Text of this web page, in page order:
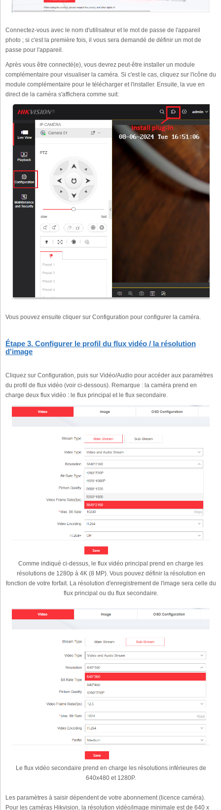
Connectez-vous avec le nom d'utilisateur et le mot de passe de l'appareil
photo ; si c'est la première fois, il vous sera demandé de définir un mot de
passe pour l'appareil.
Après vous être connecté(e), vous devrez peut-être installer un module
complémentaire pour visualiser la caméra. Si c'est le cas, cliquez sur l'icône du
module complémentaire pour le télécharger et l'installer. Ensuite, la vue en
direct de la caméra s'affichera comme suit:
Vous pouvez ensuite cliquer sur Configuration pour configurer la caméra.
Étape 3. Configurer le profil du flux vidéo / la résolution
d'image
Cliquez sur Configuration, puis sur Vidéo/Audio pour accéder aux paramètres
du profil de flux vidéo (voir ci-dessous). Remarque : la caméra prend en
charge deux flux vidéo : le flux principal et le flux secondaire.
Comme indiqué ci-dessus, le flux vidéo principal prend en charge les
résolutions de 1280p à 4K (8 MP). Vous pouvez définir la résolution en
fonction de votre forfait. La résolution d'enregistrement de l'image sera celle du
flux principal ou du flux secondaire.
Le flux vidéo secondaire prend en charge les résolutions inférieures de
640x480 et 1280P.
Les paramètres à saisir dépendent de votre abonnement (licence caméra).
Pour les caméras Hikvision, la résolution vidéo/image minimale est de 640 x